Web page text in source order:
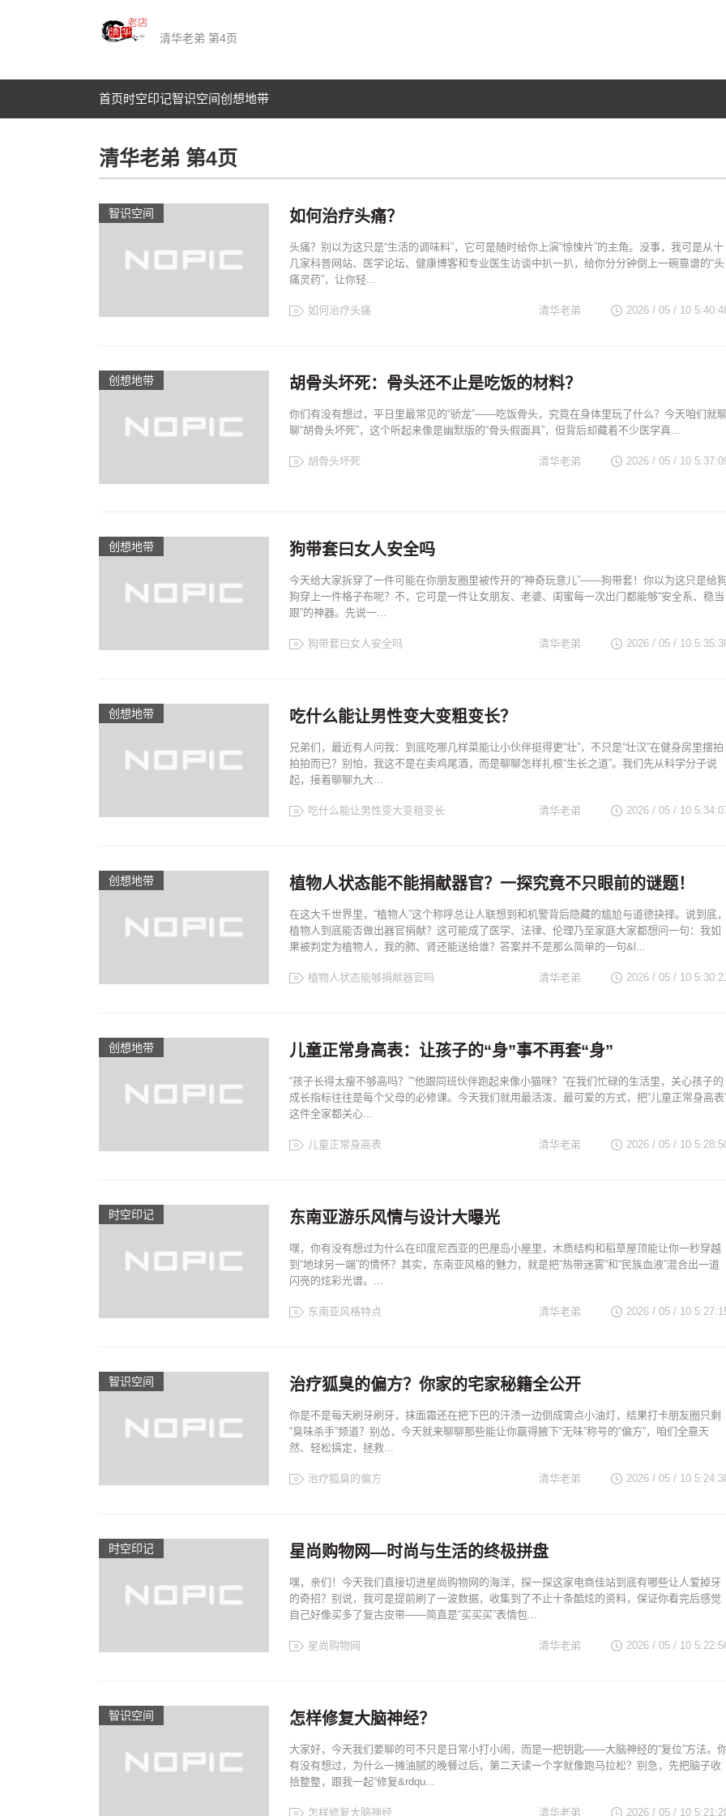
清华老弟 第4页
首页时空印记​智识空间​创想地带
清华老弟 第4页
智识空间​ 如何治疗头痛？
头痛？别以为这只是“生活的调味料”，它可是随时给你上演“惊悚片”的主角。没事，我可是从十
几家科普网站、医学论坛、健康博客和专业医生访谈中扒一扒，给你分分钟倒上一碗靠谱的“头
痛灵药”，让你轻...
如何治疗头痛 2026 / 05 / 10
清华老弟
创想地带 胡骨头坏死：骨头还不止是吃饭的材料？
你们有没有想过，平日里最常见的“骄龙”——吃饭骨头，究竟在身体里玩了什么？今天咱们就聊
聊“胡骨头坏死”，这个听起来像是幽默版的“骨头假面具”，但背后却藏着不少医学真...
胡骨头坏死 2026 / 05 / 10
清华老弟
创想地带 狗带套曰女人安全吗
今天给大家拆穿了一件可能在你朋友圈里被传开的“神奇玩意儿”——狗带套！你以为这只是给狗
狗穿上一件格子布呢？不，它可是一件让女朋友、老婆、闺蜜每一次出门都能够“安全系、稳当
跟”的神器。先说一...
狗带套曰女人安全吗 2026 / 05 / 10
清华老弟
创想地带 吃什么能让男性变大变粗变长？
兄弟们，最近有人问我：到底吃哪几样菜能让小伙伴挺得更“壮”，不只是“壮汉”在健身房里摆拍
拍拍而已？别怕，我这不是在卖鸡尾酒，而是聊聊怎样扎根“生长之道”。我们先从科学分子说
起，接着聊聊九大...
吃什么能让男性变大变粗变长 2026 / 05 / 10
清华老弟
创想地带 植物人状态能不能捐献器官？一探究竟不只眼前的谜题！
在这大千世界里，“植物人”这个称呼总让人联想到和机警背后隐藏的尴尬与道德抉择。说到底，
植物人到底能否做出器官捐献？这可能成了医学、法律、伦理乃至家庭大家都想问一句：我如
果被判定为植物人，我的肺、肾还能送给谁？答案并不是那么简单的一句&l...
植物人状态能够捐献器官吗 2026 / 05 / 10
清华老弟
创想地带 儿童正常身高表：让孩子的“身”事不再套“身”
“孩子长得太瘦不够高吗？”“他跟同班伙伴跑起来像小猫咪？”在我们忙碌的生活里，关心孩子的
成长指标往往是每个父母的必修课。今天我们就用最活泼、最可爱的方式，把“儿童正常身高表
这件全家都关心...
儿童正常身高表 2026 / 05 / 10
清华老弟
时空印记​ 东南亚游乐风情与设计大曝光
嘿，你有没有想过为什么在印度尼西亚的巴厘岛小屋里，木质结构和稻草屋顶能让你一秒穿越
到“地球另一端”的情怀？其实，东南亚风格的魅力，就是把“热带迷雾”和“民族血液”混合出一道
闪亮的炫彩光谱。...
东南亚风格特点 2026 / 05 / 10
清华老弟
智识空间​ 治疗狐臭的偏方？你家的宅家秘籍全公开
你是不是每天刷牙刷牙，抹面霜还在把下巴的汗渍一边倒成需点小油灯，结果打卡朋友圈只剩
“臭味杀手”频道？别怂，今天就来聊聊那些能让你嬴得腋下“无味”称号的“偏方”，咱们全靠天
然、轻松搞定，拯救...
治疗狐臭的偏方 2026 / 05 / 10
清华老弟
时空印记​ 星尚购物网—时尚与生活的终极拼盘
嘿，亲们！今天我们直接切进星尚购物网的海洋，探一探这家电商佳站到底有哪些让人爱掉牙
的奇招？别说，我可是提前刷了一波数据，收集到了不止十条酷炫的资料，保证你看完后感觉
自己好像买多了复古皮带——简直是“买买买”表情包...
星尚购物网 2026 / 05 / 10
清华老弟
智识空间​ 怎样修复大脑神经？
大家好，今天我们要聊的可不只是日常小打小闹，而是一把钥匙——大脑神经的“复位”方法。
有没有想过，为什么一摊油腻的晚餐过后，第二天读一个字就像跑马拉松？别急，先把脑子收
拾整整，跟我一起“修复&rdqu...
怎样修复大脑神经 2026 / 05 / 10
清华老弟